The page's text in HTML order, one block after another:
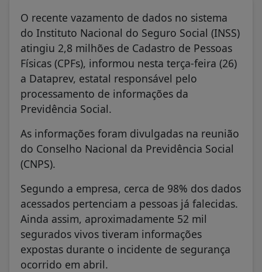
O recente vazamento de dados no sistema
do Instituto Nacional do Seguro Social (INSS)
atingiu 2,8 milhões de Cadastro de Pessoas
Físicas (CPFs), informou nesta terça-feira (26)
a Dataprev, estatal responsável pelo
processamento de informações da
Previdência Social.
As informações foram divulgadas na reunião
do Conselho Nacional da Previdência Social
(CNPS).
Segundo a empresa, cerca de 98% dos dados
acessados pertenciam a pessoas já falecidas.
Ainda assim, aproximadamente 52 mil
segurados vivos tiveram informações
expostas durante o incidente de segurança
ocorrido em abril.